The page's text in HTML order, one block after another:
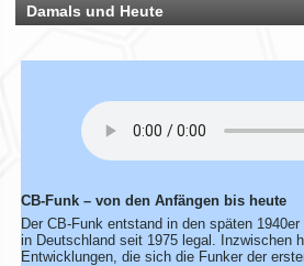
zusammen mit deinen
sofort klappt. Vielen
Wir laden euch recht herzlich zu
Funkertreffen vom 17. bis 19.
Hotel November DX
Damals und Heute
CB-Funk – von den Anfängen bis heute
Der CB-Funk entstand in den späten
in Deutschland seit 1975 legal. Inzwischen
Entwicklungen, die sich die Funker der